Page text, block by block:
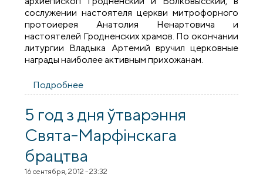
сослужении настоятеля церкви митрофорного
протоиерея Анатолия Ненартовича и
настоятелей Гродненских храмов. По окончании
литургии Владыка Артемий вручил церковные
награды наиболее активным прихожанам.
Подробнее
Собора Всех Белорусских Святых
г.Гродно
5 год з дня ўтварэння
Свята-Марфінскага
брацтва
16 сентября, 2012 - 23:32